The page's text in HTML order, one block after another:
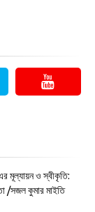
মূল্যায়ন ও স্বীকৃতি:
/সজল কুমার মাইতি